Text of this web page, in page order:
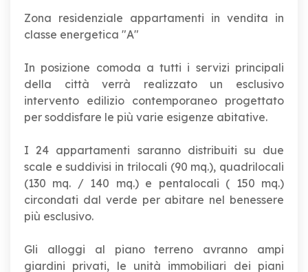
Zona residenziale appartamenti in vendita in
classe energetica "A"
In posizione comoda a tutti i servizi principali
della città verrà realizzato un esclusivo
intervento edilizio contemporaneo progettato
per soddisfare le più varie esigenze abitative.
I 24 appartamenti saranno distribuiti su due
scale e suddivisi in trilocali (90 mq.), quadrilocali
(130 mq. / 140 mq.) e pentalocali ( 150 mq.)
circondati dal verde per abitare nel benessere
più esclusivo.
Gli alloggi al piano terreno avranno ampi
giardini privati, le unità immobiliari dei piani